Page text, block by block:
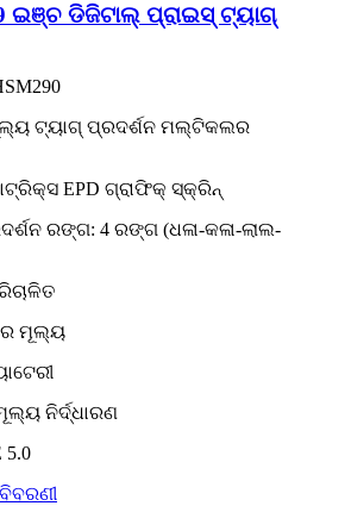
ଇଞ୍ଚ ଡିଜିଟାଲ୍ ପ୍ରାଇସ୍ ଟ୍ୟାଗ୍
ଟ୍ୟାଗ୍ ପ୍ରଦର୍ଶନ ମଲ୍ଟିକଲର
EPD ଗ୍ରାଫିକ୍ ସ୍କ୍ରିନ୍
ରଙ୍ଗ: 4 ରଙ୍ଗ (ଧଳା-କଳା-ଲାଲ-
ମୂଲ୍ୟ
ନିର୍ଦ୍ଧାରଣ
ବିବରଣୀ